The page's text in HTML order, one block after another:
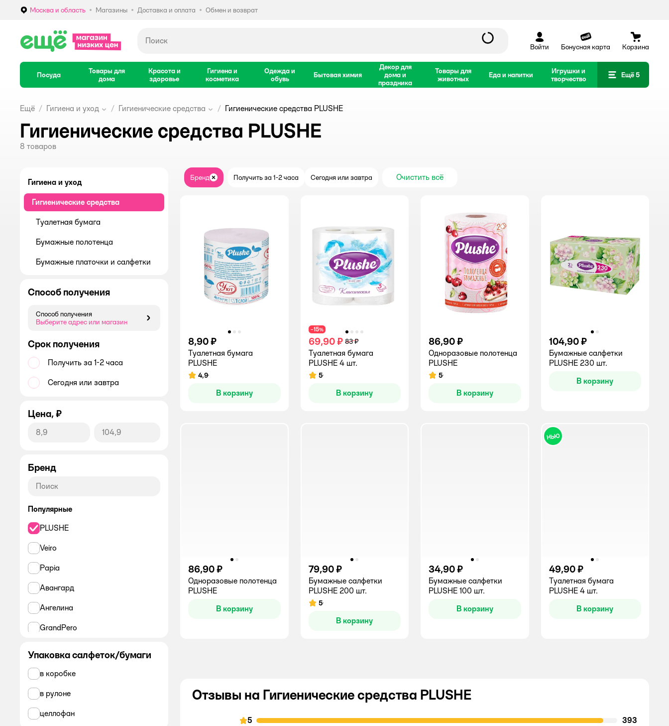
Выбор адреса доставки.
Москва и область Магазины Доставка и оплата Обмен и возврат
Войти Бонусная карта Корзина
Посуда
Товары для
дома
Красота и
здоровье
Гигиена и
косметика
Одежда и
обувь
Бытовая химия
Декор для
дома и
праздника
Товары для
животных
Еда и напитки
Игрушки и
творчество
Ещё 5
Ещё Гигиена и уход Гигиенические средства Гигиенические средства PLUSHE
Гигиенические средства PLUSHE
8 товаров
Бренд ЗакрытьПолучить за 1-2 часа Сегодня или завтра Очистить всё
8,90 ₽
Туалетная бумага
PLUSHE
Рейтинг:
4,9
В корзину
−15%
69,90 ₽ 83 ₽
Туалетная бумага
PLUSHE 4 шт.
Рейтинг:
5
В корзину
86,90 ₽
Одноразовые полотенца
PLUSHE
Рейтинг:
5
В корзину
104,90 ₽
Бумажные салфетки
PLUSHE 230 шт.
В корзину
86,90 ₽
Одноразовые полотенца
PLUSHE
В корзину
79,90 ₽
Бумажные салфетки
PLUSHE 200 шт.
Рейтинг:
5
В корзину
34,90 ₽
Бумажные салфетки
PLUSHE 100 шт.
В корзину
49,90 ₽
Туалетная бумага
PLUSHE 4 шт.
В корзину
Отзывы на Гигиенические средства PLUSHE
5
393
Гигиена и уход
Гигиенические средства
Туалетная бумага
Бумажные полотенца
Бумажные платочки и салфетки
Способ получения
Способ получения
Выберите адрес или магазин
Способ получения
Срок получения
Получить за 1-2 часа
Сегодня или завтра
Цена, ₽
Бренд
Популярные
PLUSHE
Veiro
Papia
Авангард
Ангелина
GrandPero
Упаковка салфеток/бумаги
в коробке
в рулоне
целлофан